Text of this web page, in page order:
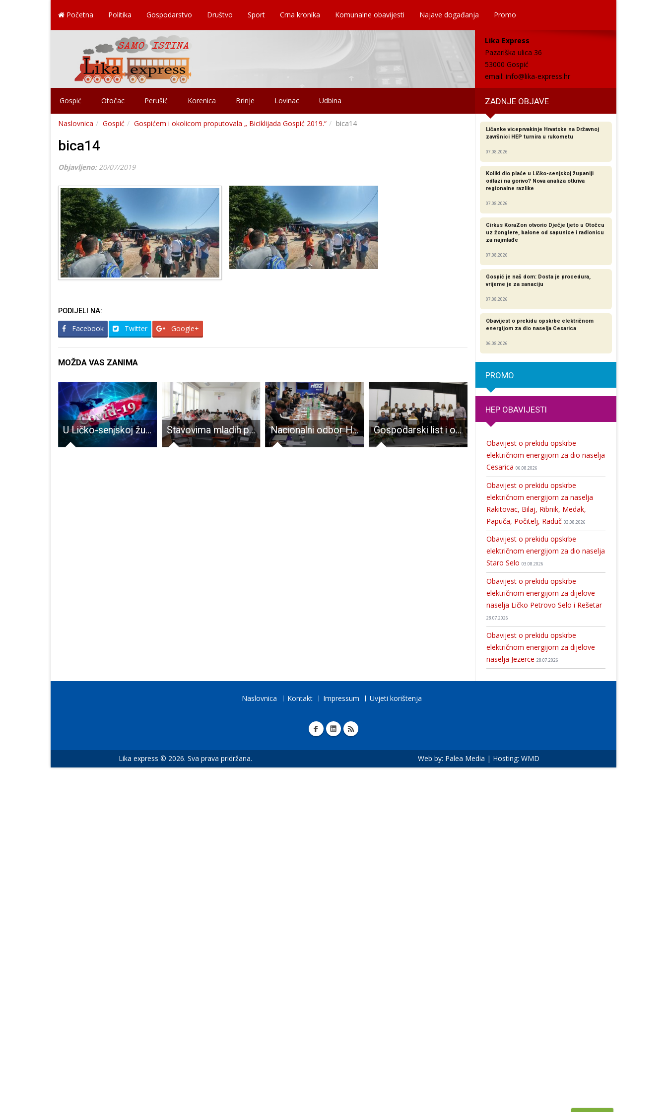
Početna Politika Gospodarstvo Društvo Sport Crna kronika Komunalne obavijesti Najave događanja Promo
Lika Express
Pazariška ulica 36
53000 Gospić
email: info@lika-express.hr
Gospić Otočac Perušić Korenica Brinje Lovinac Udbina ZADNJE OBJAVE
Naslovnica Gospić Gospićem i okolicom proputovala „ Biciklijada Gospić 2019.“ bica14
bica14
Objavljeno: 20/07/2019
PODIJELI NA:
Facebook Twitter Google+
MOŽDA VAS ZANIMA
U Ličko-senjskoj županiji sedam je novooboljelih, COVID-19 ušao u srednju školu Plitvička Jezera Stavovima mladih prema Vijeću Europe Nacionalni odbor HDZ-a potvrdilo odluku o raspuštanju gospićke organizacije ove stranke Gospodarski list i ove godine organizira ocjenjivanje meda i likera, lani je najbolja bila šljivovica obitelji Vlainić iz Perušića
Ličanke viceprvakinje Hrvatske na Državnoj
završnici HEP turnira u rukometu
07.08.2026
Koliki dio plaće u Ličko-senjskoj županiji
odlazi na gorivo? Nova analiza otkriva
regionalne razlike​
07.08.2026
Cirkus KoraZon otvorio Dječje ljeto u Otočcu
uz žonglere, balone od sapunice i radionicu
za najmlađe
07.08.2026
Gospić je naš dom: Dosta je procedura,
vrijeme je za sanaciju
07.08.2026
Obavijest o prekidu opskrbe električnom
energijom za dio naselja Cesarica
06.08.2026
PROMO
HEP OBAVIJESTI
Obavijest o prekidu opskrbe
električnom energijom za dio naselja
Cesarica 06.08.2026
Obavijest o prekidu opskrbe
električnom energijom za naselja
Rakitovac, Bilaj, Ribnik, Medak,
Papuča, Počitelj, Raduč 03.08.2026
Obavijest o prekidu opskrbe
električnom energijom za dio naselja
Staro Selo 03.08.2026
Obavijest o prekidu opskrbe
električnom energijom za dijelove
naselja Ličko Petrovo Selo i Rešetar
28.07.2026
Obavijest o prekidu opskrbe
električnom energijom za dijelove
naselja Jezerce 28.07.2026
Naslovnica Kontakt Impressum Uvjeti korištenja
Lika express © 2026. Sva prava pridržana. Web by: Palea Media | Hosting: WMD